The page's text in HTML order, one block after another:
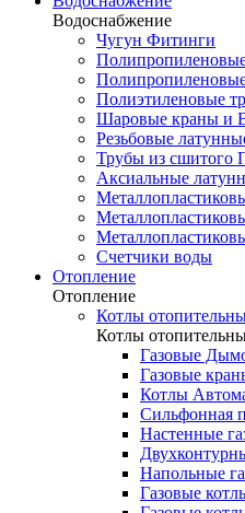
Водоснабжение
Чугун Фитинги
Полиэтиленовые
Шаровые краны и
Резьбовые
Трубы из сшитого
Аксиальные
Счетчики воды
Отопление
Отопление
Котлы
Котлы
Газовые
Газовые
Котлы
Сильфонная
Настенные
Напольные
Газовые